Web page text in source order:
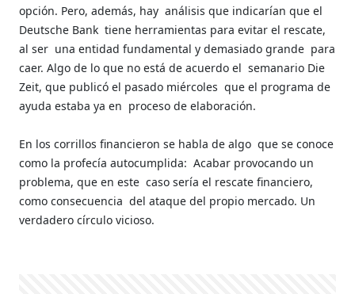
opción. Pero, además, hay análisis que indicarían que el
Deutsche Bank tiene herramientas para evitar el rescate,
al ser una entidad fundamental y demasiado grande para
caer. Algo de lo que no está de acuerdo el semanario Die
Zeit, que publicó el pasado miércoles que el programa de
ayuda estaba ya en proceso de elaboración.
En los corrillos financieron se habla de algo que se conoce
como la profecía autocumplida: Acabar provocando un
problema, que en este caso sería el rescate financiero,
como consecuencia del ataque del propio mercado. Un
verdadero círculo vicioso.